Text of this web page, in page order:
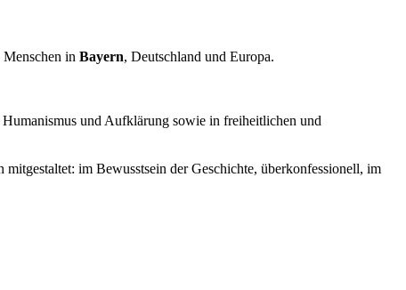
in Bayern, Deutschland und Europa.
und Aufklärung sowie in freiheitlichen und
mitgestaltet: im Bewusstsein der Geschichte, überkonfessionell, im